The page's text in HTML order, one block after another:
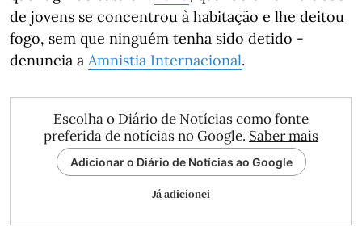
de jovens se concentrou à habitação e lhe deitou
fogo, sem que ninguém tenha sido detido -
denuncia a Amnistia Internacional.
Escolha o Diário de Notícias como fonte
preferida de notícias no Google. Saber mais
Adicionar o Diário de Notícias ao Google
Já adicionei